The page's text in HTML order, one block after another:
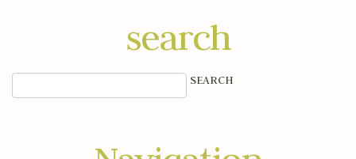
search